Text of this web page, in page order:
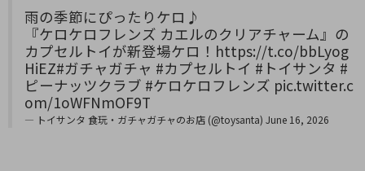
雨の季節にぴったりケロ♪
『ケロケロフレンズ カエルのクリアチャーム』の
カプセルトイが新登場ケロ！ https://t.co/bbLyog
HiEZ#ガチャガチャ #カプセルトイ #トイサンタ #
ピーナッツクラブ #ケロケロフレンズ pic.twitter.c
om/1oWFNmOF9T
— トイサンタ 食玩・ガチャガチャのお店 (@toysanta) June 16, 2026